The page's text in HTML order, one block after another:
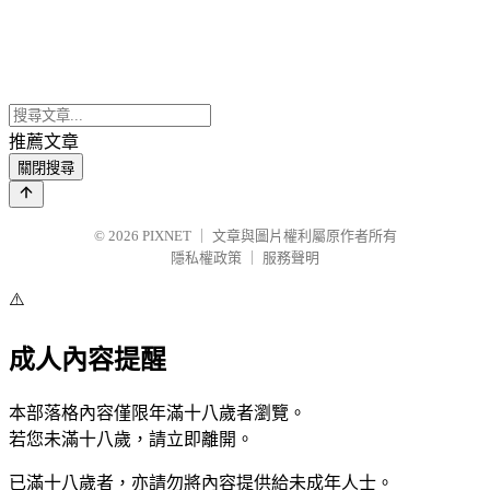
推薦文章
關閉搜尋
© 2026 PIXNET
文章與圖片權利屬原作者所有
隱私權政策
服務聲明
⚠️
成人內容提醒
本部落格內容僅限年滿十八歲者瀏覽。
若您未滿十八歲，請立即離開。
已滿十八歲者，亦請勿將內容提供給未成年人士。